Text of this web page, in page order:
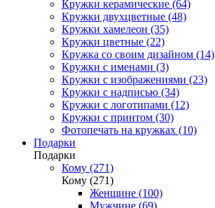
Кружки керамические (64)
Кружки двухцветные (48)
Кружки хамелеон (35)
Кружки цветные (22)
Кружка со своим дизайном (14)
Кружки с именами (3)
Кружки с изображениями (23)
Кружки с надписью (34)
Кружки с логотипами (12)
Кружки с принтом (30)
Фотопечать на кружках (10)
Подарки
Подарки
Кому (271)
Кому (271)
Женщине (100)
Мужчине (69)